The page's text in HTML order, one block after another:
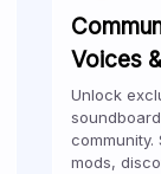
Voices
Unlock
community.
mods,